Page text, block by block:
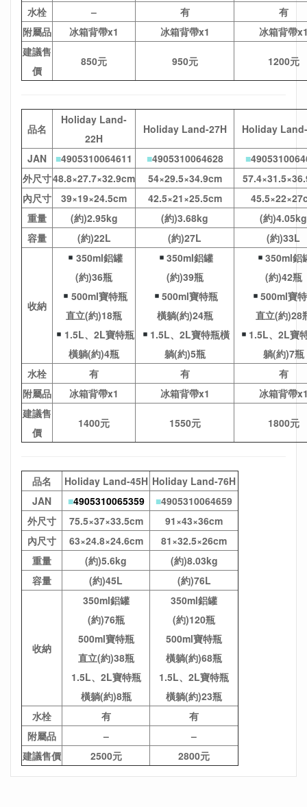
水栓 – 有
有
附屬品
冰箱背帶x1 冰箱背帶x1
冰箱背帶
建議售
價
850元 950元 1200元
品名
Holiday Land-
22H
Holiday Land-27H Holiday
JAN ■4905310064611 ■4905310064628 ■
外尺寸48.8×27.7×32.9cm 54×29.5×34.9cm
內尺寸
39×19×24.5cm 42.5×21×25.5cm
重量
(約)2.95kg (約)3.68kg
(約)4.05kg
容量
(約)22L (約)27L (約)33L
收納
350ml鋁罐
(約)36瓶
500ml寶特瓶
直立(約)18瓶
1.5L、2L寶特瓶
橫躺(約)4瓶
350ml鋁罐
(約)39瓶
500ml寶特瓶
橫躺(約)24瓶
1.5L、2L寶特瓶橫
躺(約)5瓶
350ml鋁
(約)42瓶
500ml寶
直立(約)28
1.5L、2L寶
躺(約)7瓶
水栓
有 有
有
附屬品
冰箱背帶x1 冰箱背帶x1
冰箱背帶
建議售
價
1400元 1550元 1800元
品名 Holiday Land-45H Holiday Land-76H
JAN
■4905310065359 ■4905310064659
外尺寸
75.5×37×33.5cm
91×43×36cm
內尺寸
63×24.8×24.6cm
81×32.5×26cm
重量
(約)5.6kg
(約)8.03kg
容量
(約)45L (約)76L
收納
350ml鋁罐
(約)76瓶
500ml寶特瓶
直立(約)38瓶
1.5L、2L寶特瓶
橫躺(約)8瓶
350ml鋁罐
(約)120瓶
500ml寶特瓶
橫躺(約)68瓶
1.5L、2L寶特瓶
橫躺(約)23瓶
水栓
有
有
附屬品
–
–
建議售價
2500元 2800元